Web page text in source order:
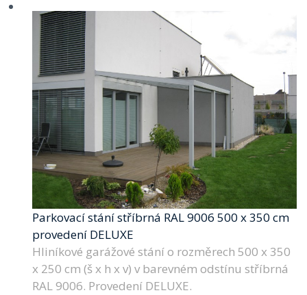
Parkovací stání stříbrná RAL 9006 500 x 350 cm
provedení DELUXE
Hliníkové garážové stání o rozměrech 500 x 350
x 250 cm (š x h x v) v barevném odstínu stříbrná
RAL 9006. Provedení DELUXE.